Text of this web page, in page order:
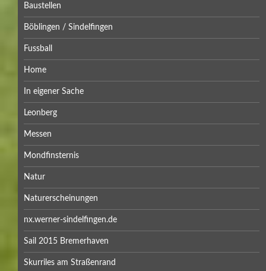
Baustellen
Böblingen / Sindelfingen
Fussball
Home
In eigener Sache
Leonberg
Messen
Mondfinsternis
Natur
Naturerscheinungen
nx.werner-sindelfingen.de
Sail 2015 Bremerhaven
Skurriles am Straßenrand